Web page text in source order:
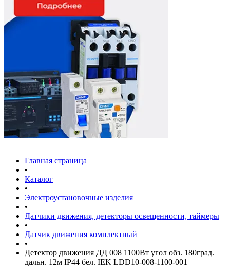
Главная страница
•
Каталог
•
Электроустановочные изделия
•
Датчики движения, детекторы освещенности, таймеры
•
Датчик движения комплектный
•
Детектор движения ДД 008 1100Вт угол обз. 180град.
дальн. 12м IP44 бел. IEK LDD10-008-1100-001